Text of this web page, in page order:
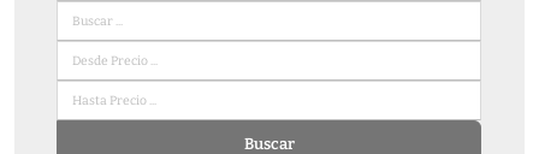
Buscar